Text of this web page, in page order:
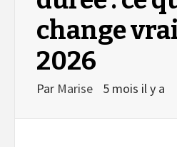
change
2026
Par Marise 5 mois il y a